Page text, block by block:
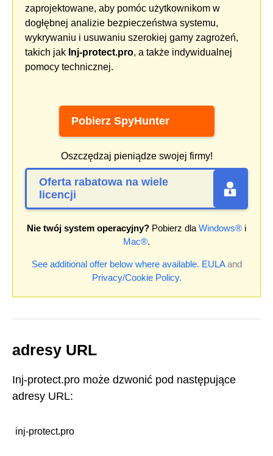
zaprojektowane, aby pomóc użytkownikom w
dogłębnej analizie bezpieczeństwa systemu,
wykrywaniu i usuwaniu szerokiej gamy zagrożeń,
takich jak Inj-protect.pro, a także indywidualnej
pomocy technicznej.
Pobierz SpyHunter
Oszczędzaj pieniądze swojej firmy!
Oferta rabatowa na wiele
licencji
Nie twój system operacyjny? Pobierz dla Windows® i
Mac®.
See additional offer below where available. EULAand
Privacy/Cookie Policy.
adresy URL
Inj-protect.pro może dzwonić pod następujące
adresy URL:
inj-protect.pro